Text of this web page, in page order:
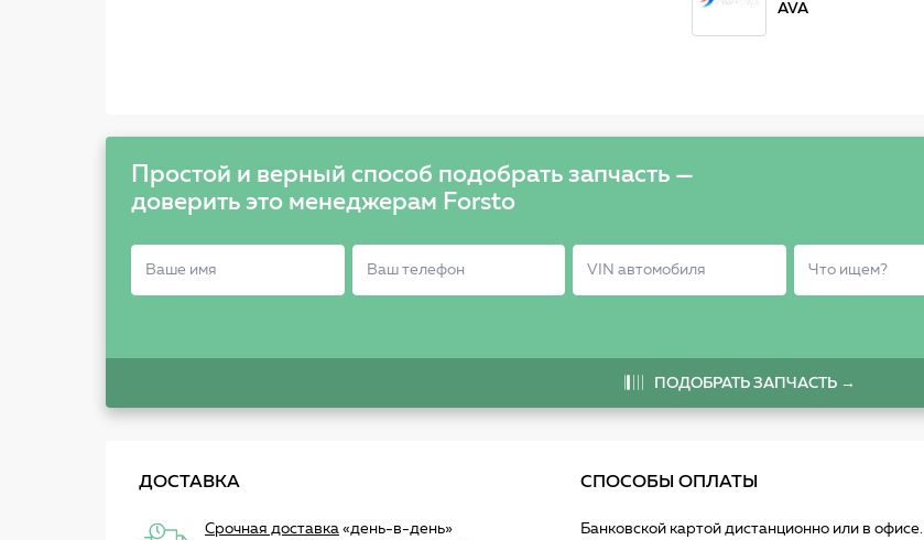
AVA
Простой и верный способ подобрать запчасть —
доверить это менеджерам Forsto
ПОДОБРАТЬ ЗАПЧАСТЬ →
ДОСТАВКА
Срочная доставка «день-в-день»
СПОСОБЫ ОПЛАТЫ
Банковской картой дистанционно или в офисе.